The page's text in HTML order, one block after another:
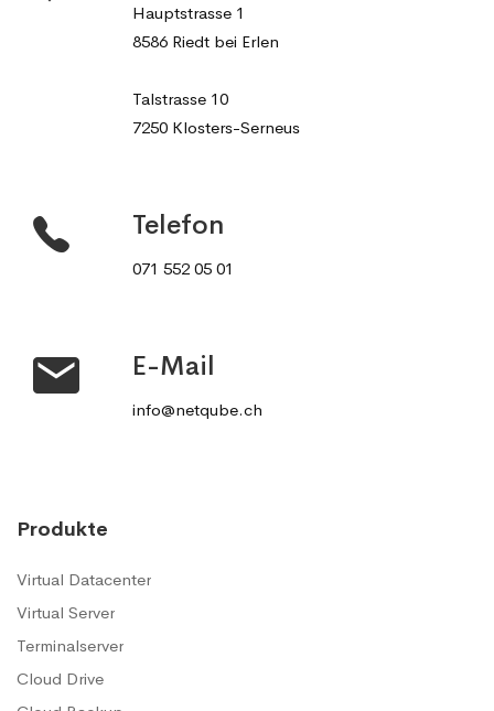
Hauptstrasse 1
8586 Riedt bei Erlen
Talstrasse 10
7250 Klosters-Serneus
Telefon
071 552 05 01
E-Mail
info@netqube.ch
Produkte
Virtual Datacenter
Virtual Server
Terminalserver
Cloud Drive